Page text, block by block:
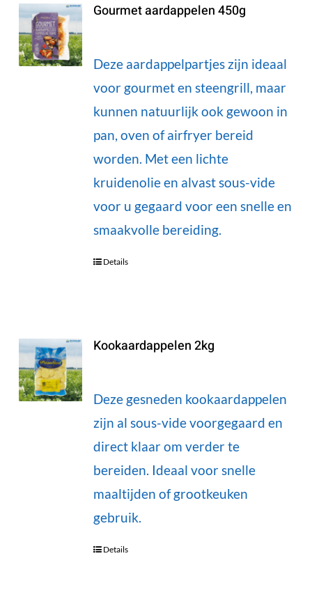
Gourmet aardappelen 450g
Deze aardappelpartjes zijn ideaal
voor gourmet en steengrill, maar
kunnen natuurlijk ook gewoon in
pan, oven of airfryer bereid
worden. Met een lichte
kruidenolie en alvast sous-vide
voor u gegaard voor een snelle en
smaakvolle bereiding.
Details
Kookaardappelen 2kg
Deze gesneden kookaardappelen
zijn al sous-vide voorgegaard en
direct klaar om verder te
bereiden. Ideaal voor snelle
maaltijden of grootkeuken
gebruik.
Details